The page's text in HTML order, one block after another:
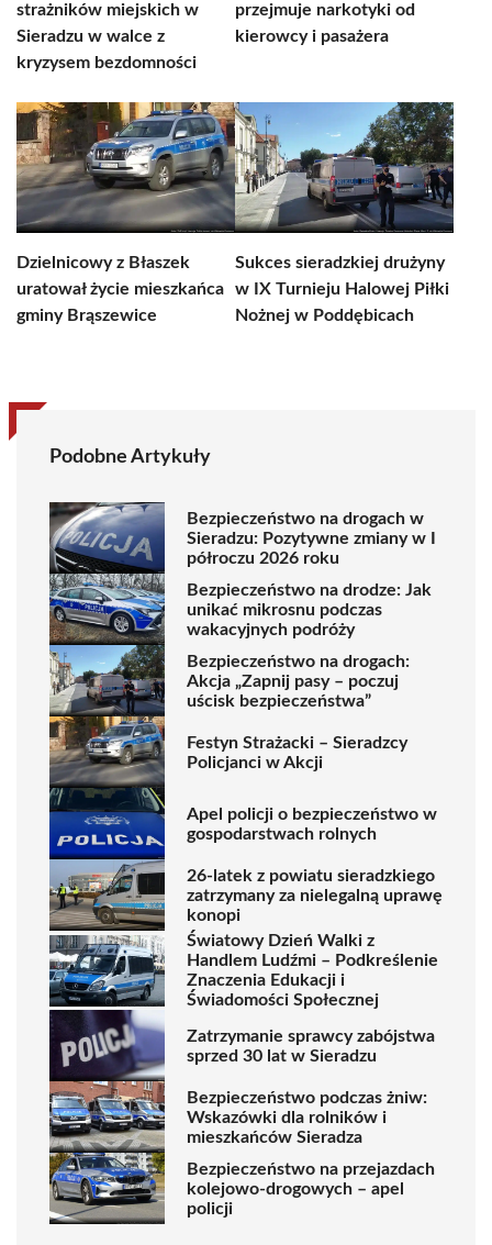
strażników miejskich w
Sieradzu w walce z
kryzysem bezdomności
przejmuje narkotyki od
kierowcy i pasażera
Dzielnicowy z Błaszek
uratował życie mieszkańca
gminy Brąszewice
Sukces sieradzkiej drużyny
w IX Turnieju Halowej Piłki
Nożnej w Poddębicach
Podobne Artykuły
Bezpieczeństwo na drogach w
Sieradzu: Pozytywne zmiany w I
półroczu 2026 roku
Bezpieczeństwo na drodze: Jak
unikać mikrosnu podczas
wakacyjnych podróży
Bezpieczeństwo na drogach:
Akcja „Zapnij pasy – poczuj
uścisk bezpieczeństwa”
Festyn Strażacki – Sieradzcy
Policjanci w Akcji
Apel policji o bezpieczeństwo w
gospodarstwach rolnych
26-latek z powiatu sieradzkiego
zatrzymany za nielegalną uprawę
konopi
Światowy Dzień Walki z
Handlem Ludźmi – Podkreślenie
Znaczenia Edukacji i
Świadomości Społecznej
Zatrzymanie sprawcy zabójstwa
sprzed 30 lat w Sieradzu
Bezpieczeństwo podczas żniw:
Wskazówki dla rolników i
mieszkańców Sieradza
Bezpieczeństwo na przejazdach
kolejowo-drogowych – apel
policji